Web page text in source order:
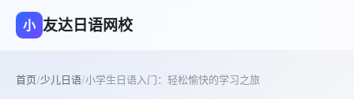
小 友达日语网校
首页/少儿日语/小学生日语入门：轻松愉快的学习之旅